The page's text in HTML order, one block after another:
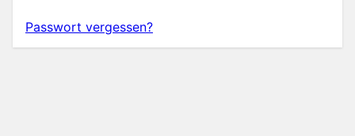
Passwort vergessen?